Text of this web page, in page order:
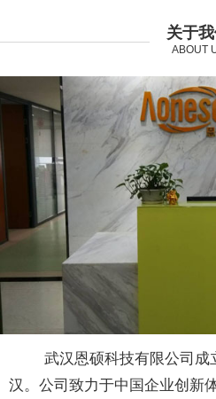
关于
ABOUT
武汉恩硕科技有限公司成
汉。公司致力于中国企业创新